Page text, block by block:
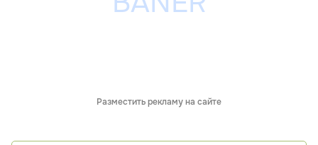
Разместить рекламу на сайте